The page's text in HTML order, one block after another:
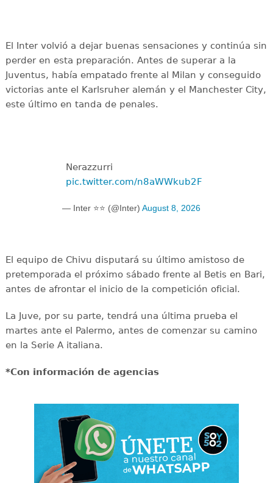
El Inter volvió a dejar buenas sensaciones y continúa sin
perder en esta preparación. Antes de superar a la
Juventus, había empatado frente al Milan y conseguido
victorias ante el Karlsruher alemán y el Manchester City,
este último en tanda de penales.
Nerazzurri
pic.twitter.com/n8aWWkub2F
— Inter ⭐⭐ (@Inter) August 8, 2026
El equipo de Chivu disputará su último amistoso de
pretemporada el próximo sábado frente al Betis en Bari,
antes de afrontar el inicio de la competición oficial.
La Juve, por su parte, tendrá una última prueba el
martes ante el Palermo, antes de comenzar su camino
en la Serie A italiana.
*Con información de agencias